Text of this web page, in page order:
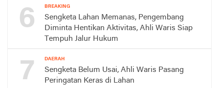
6 BREAKING
Sengketa Lahan Memanas, Pengembang
Diminta Hentikan Aktivitas, Ahli Waris Siap
Tempuh Jalur Hukum
7 DAERAH
Sengketa Belum Usai, Ahli Waris Pasang
Peringatan Keras di Lahan